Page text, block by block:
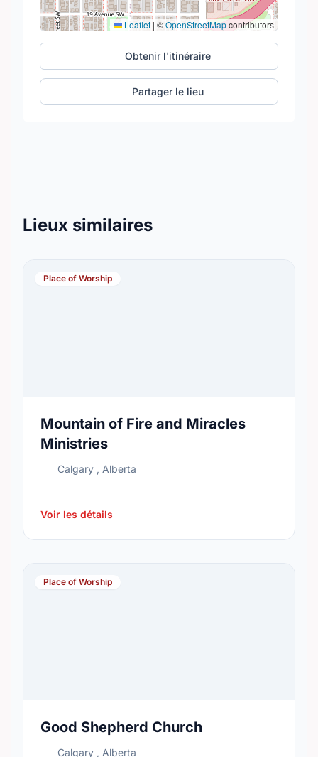
Leaflet | ©OpenStreetMapcontributors
Obtenir l'itinéraire
Partager le lieu
Lieux similaires
Place of Worship
Mountain of Fire and Miracles
Ministries
Calgary , Alberta
Voir les détails
Place of Worship
Good Shepherd Church
Calgary , Alberta